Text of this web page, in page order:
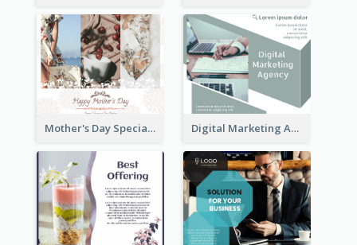
Mother's Day Special Sale Orange Facebook Post Digital Marketing Agency Green Facebook Post